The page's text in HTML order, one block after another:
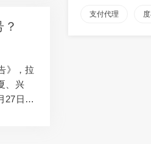
动无
的视
》，拉
、兴
27日
支付代理